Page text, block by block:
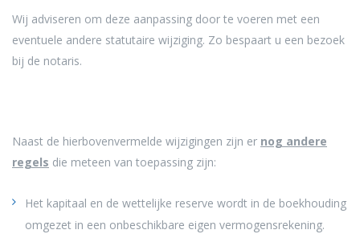
Wij adviseren om deze aanpassing door te voeren met een
eventuele andere statutaire wijziging. Zo bespaart u een bezoek
bij de notaris.
Naast de hierbovenvermelde wijzigingen zijn er nog andere
regels die meteen van toepassing zijn:
Het kapitaal en de wettelijke reserve wordt in de boekhouding
omgezet in een onbeschikbare eigen vermogensrekening.